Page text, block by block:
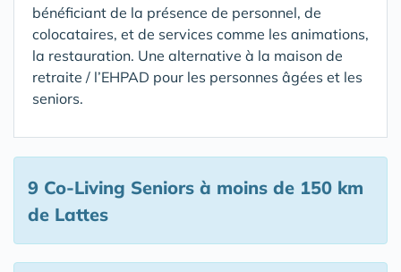
bénéficiant de la présence de personnel, de
colocataires, et de services comme les animations,
la restauration. Une alternative à la maison de
retraite / l’EHPAD pour les personnes âgées et les
seniors.
9 Co-Living Seniors à moins de 150 km
de Lattes